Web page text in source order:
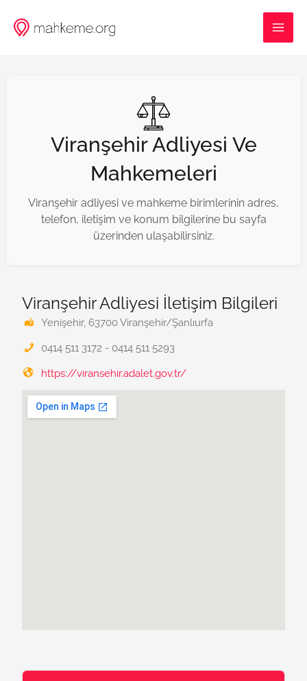
atla
Viranşehir Adliyesi Ve
Mahkemeleri
Viranşehir adliyesi ve mahkeme birimlerinin adres,
telefon, iletişim ve konum bilgilerine bu sayfa
üzerinden ulaşabilirsiniz.
Viranşehir Adliyesi İletişim Bilgileri
Yenişehir, 63700 Viranşehir/Şanlıurfa
0414 511 3172 - 0414 511 5293
https://viransehir.adalet.gov.tr/